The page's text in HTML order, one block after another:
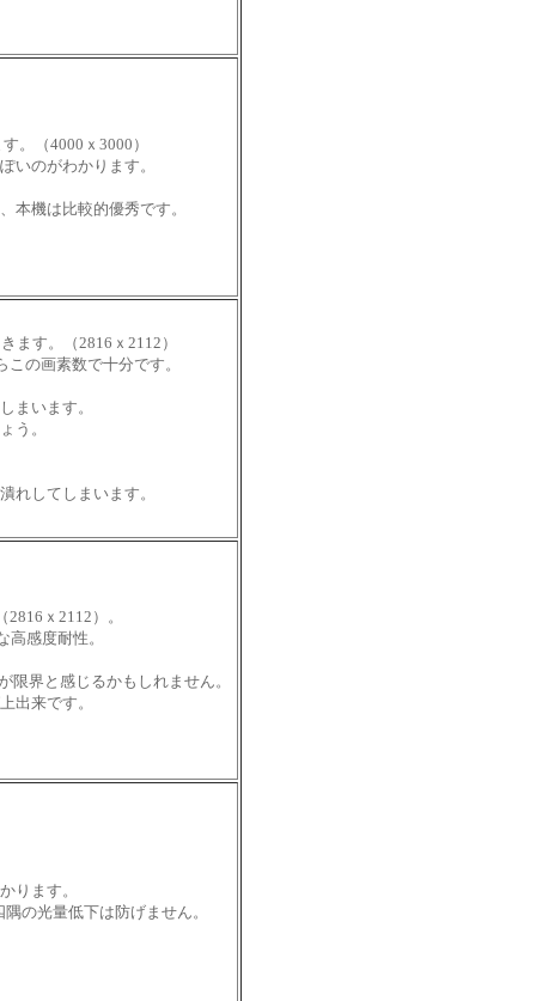
。（4000ｘ3000）
いのがわかります。
本機は比較的優秀です。
ます。（2816ｘ2112）
の画素数で十分です。
まいます。
う。
れしてしまいます。
ｘ2112） 。
感度耐性。
限界と感じるかもしれません。
出来です。
ります。
の光量低下は防げません。